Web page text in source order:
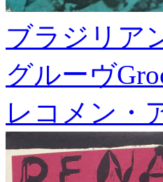
ブラジリア
グルーヴ
レコメン・